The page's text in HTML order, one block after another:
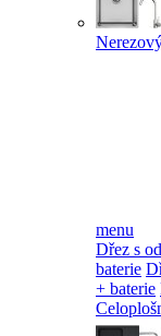
menu
Dřez s
baterie
+ baterie